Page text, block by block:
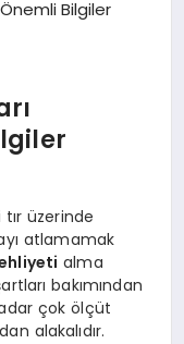
üzerinde
atlamamak
alma
bakımından
çok ölçüt
alakalıdır.